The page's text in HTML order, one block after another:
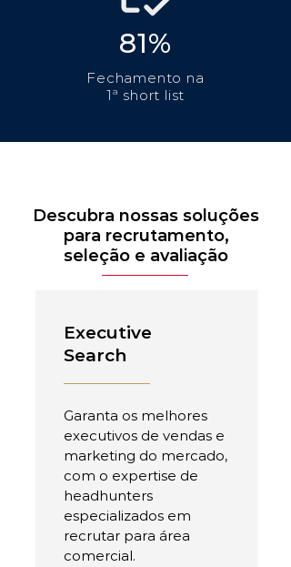
81%
Fechamento na
1ª short list
Descubra nossas soluções
para recrutamento,
seleção e avaliação
Executive
Search
Garanta os melhores
executivos de vendas e
marketing do mercado,
com o expertise de
headhunters
especializados em
recrutar para área
comercial.